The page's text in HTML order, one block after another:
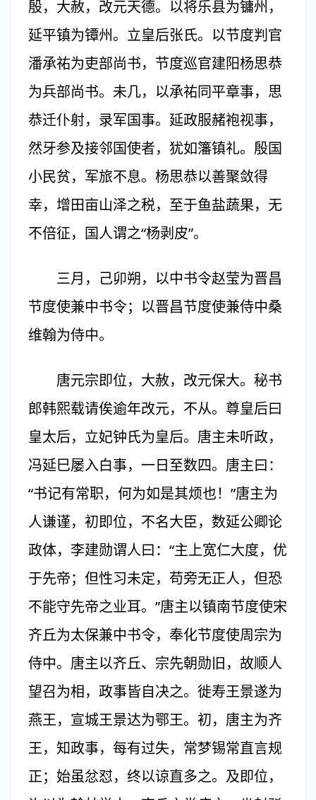
殷，大赦，改元天德。以将乐县为镛州，
延平镇为镡州。立皇后张氏。以节度判官
潘承祐为吏部尚书，节度巡官建阳杨思恭
为兵部尚书。未几，以承祐同平章事，思
恭迁仆射，录军国事。延政服赭袍视事，
然牙参及接邻国使者，犹如籓镇礼。殷国
小民贫，军旅不息。杨思恭以善聚敛得
幸，增田亩山泽之税，至于鱼盐蔬果，无
不倍征，国人谓之“杨剥皮”。
三月，己卯朔，以中书令赵莹为晋昌
节度使兼中书令；以晋昌节度使兼侍中桑
维翰为侍中。
唐元宗即位，大赦，改元保大。秘书
郎韩熙载请俟逾年改元，不从。尊皇后曰
皇太后，立妃钟氏为皇后。唐主未听政，
冯延巳屡入白事，一日至数四。唐主曰：
“书记有常职，何为如是其烦也！”唐主为
人谦谨，初即位，不名大臣，数延公卿论
政体，李建勋谓人曰：“主上宽仁大度，优
于先帝；但性习未定，苟旁无正人，但恐
不能守先帝之业耳。”唐主以镇南节度使宋
齐丘为太保兼中书令，奉化节度使周宗为
侍中。唐主以齐丘、宗先朝勋旧，故顺人
望召为相，政事皆自决之。徙寿王景遂为
燕王，宣城王景达为鄂王。初，唐主为齐
王，知政事，每有过失，常梦锡常直言规
正；始虽忿怼，终以谅直多之。及即位，